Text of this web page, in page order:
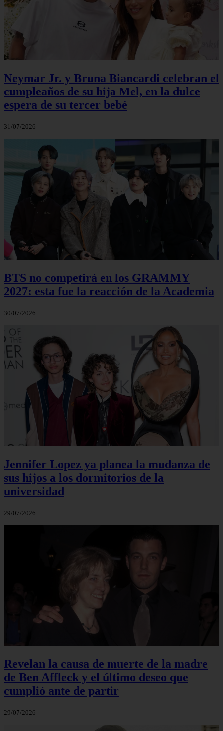
Neymar Jr. y Bruna Biancardi celebran el
cumpleaños de su hija Mel, en la dulce
espera de su tercer bebé
31/07/2026
BTS no competirá en los GRAMMY
2027: esta fue la reacción de la Academia
30/07/2026
Jennifer Lopez ya planea la mudanza de
sus hijos a los dormitorios de la
universidad
29/07/2026
Revelan la causa de muerte de la madre
de Ben Affleck y el último deseo que
cumplió ante de partir
29/07/2026